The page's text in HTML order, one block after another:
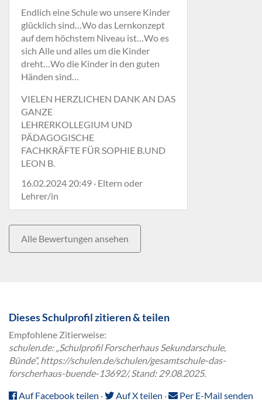
Endlich eine Schule wo unsere Kinder
glücklich sind…Wo das Lernkonzept
auf dem höchstem Niveau ist…Wo es
sich Alle und alles um die Kinder
dreht…Wo die Kinder in den guten
Händen sind…
VIELEN HERZLICHEN DANK AN DAS
GANZE
LEHRERKOLLEGIUM UND
PÄDAGOGISCHE
FACHKRÄFTE FÜR SOPHIE B.UND
LEON B.
16.02.2024 20:49 · Eltern oder
Lehrer/in
Alle Bewertungen ansehen
Dieses Schulprofil zitieren & teilen
Empfohlene Zitierweise:
schulen.de: „Schulprofil Forscherhaus Sekundarschule,
Bünde“, https://schulen.de/schulen/gesamtschule-das-
forscherhaus-buende-13692/, Stand: 29.08.2025.
Auf Facebook teilen · Auf X teilen · Per E-Mail senden